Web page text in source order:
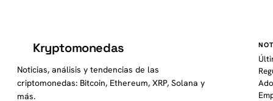
Kryptomonedas
Noticias, análisis y tendencias de las
criptomonedas: Bitcoin, Ethereum, XRP, Solana y
más.